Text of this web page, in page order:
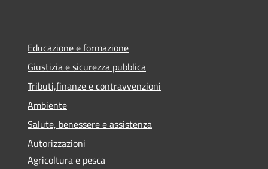
Educazione e formazione
Giustizia e sicurezza pubblica
Tributi,finanze e contravvenzioni
Ambiente
Salute, benessere e assistenza
Autorizzazioni
Agricoltura e pesca